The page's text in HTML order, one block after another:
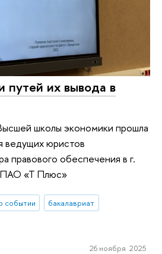
путей их вывода в
школы экономики прошла
ведущих юристов
правового обеспечения в г.
«Т Плюс»
событии
бакалавриат
26 ноября 2025